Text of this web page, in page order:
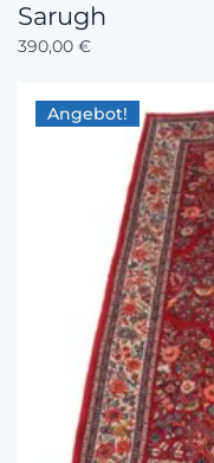
Sarugh
390,00 €
Angebot!